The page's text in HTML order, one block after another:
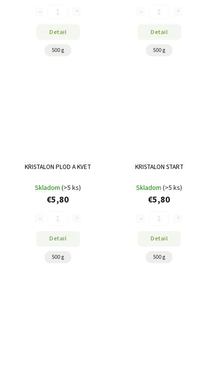
Detail
500 g
Detail
500 g
KRISTALON PLOD A KVET
Skladom (>5 ks)
€5,80
Detail
500 g
KRISTALON START
Skladom (>5 ks)
€5,80
Detail
500 g